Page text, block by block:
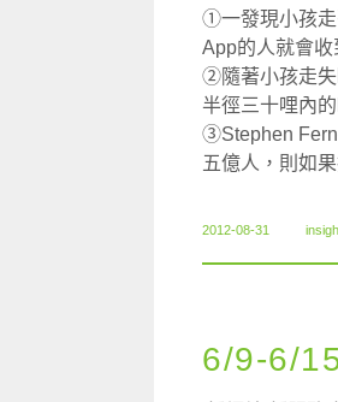
①一發現小孩走
App的人就會收
②隨著小孩走失
半徑三十哩內
③Stephen Fern
五億人，則如
2012-08-31
6/9-6/